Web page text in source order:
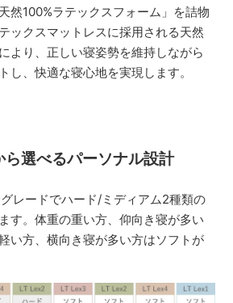
然100%ラテックスフォーム」を詰物
ックスマットレスに採用される天然
より、正しい寝姿勢を維持しながら
し、快適な寝心地を実現します。
選べるパーソナル設計
レードでハード/ミディアム2種類の
す。体重の重い方、仰向き寝が多い
い方、横向き寝が多い方はソフトが